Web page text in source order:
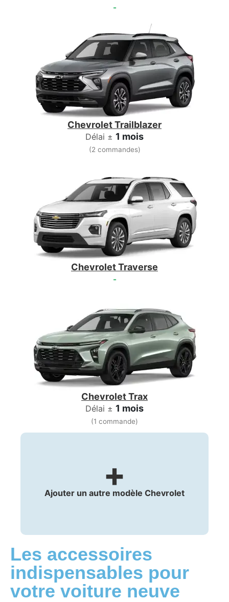
-
Chevrolet Trailblazer
Délai ± 1 mois
(2 commandes)
Chevrolet Traverse
-
Chevrolet Trax
Délai ± 1 mois
(1 commande)
+
Ajouter un autre modèle Chevrolet
Les accessoires
indispensables pour
votre voiture neuve